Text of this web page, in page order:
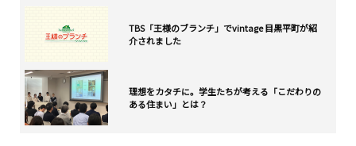
TBS「王様のブランチ」でvintage 目黒平町が紹
介されました
理想をカタチに。学生たちが考える「こだわりの
ある住まい」とは？